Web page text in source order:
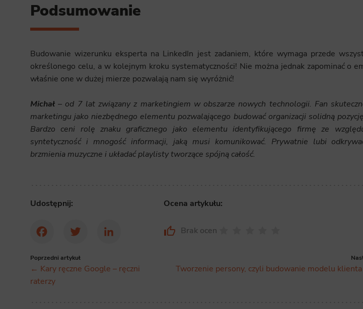
Podsumowanie
Budowanie wizerunku eksperta na LinkedIn jest zadaniem, które wymaga przede
określonego celu, a w kolejnym kroku systematyczności! Nie można jednak zapominać o
właśnie one w dużej mierze pozwalają nam się wyróżnić!
Michał– od 7 lat związany z marketingiem w obszarze nowych technologii. Fan
marketingu jako niezbędnego elementu pozwalającego budować organizacji solidną
Bardzo ceni rolę znaku graficznego jako elementu identyfikującego firmę ze
syntetyczność i mnogość informacji, jaką musi komunikować. Prywatnie lubi
brzmienia muzyczne i układać playlisty tworzące spójną całość.
Udostępnij:
FacebookTwitter LinkedIn
Ocena artykułu:
Brak ocen
Poprzedni artykuł
← Kary ręczne Google – ręczni
raterzy
Tworzenie persony, czyli budowanie modelu